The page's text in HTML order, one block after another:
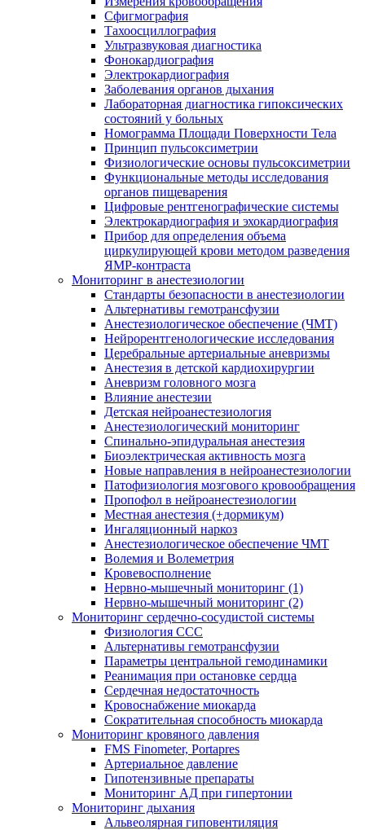
Сфигмография
Тахоосциллография
Ультразвуковая диагностика
Фонокардиография
Электрокардиография
Заболевания органов дыхания
Лабораторная диагностика гипоксических
состояний у больных
Номограмма Площади Поверхности Тела
Принцип пульсоксиметрии
Физиологические основы пульсоксиметрии
Функциональные методы исследования
органов пищеварения
Цифровые рентгенографические системы
Электрокардиография и эхокардиография
Прибор для определения объема
циркулирующей крови методом разведения
ЯМР-контраста
Мониторинг в анестезиологии
Стандарты безопасности в анестезиологии
Альтернативы гемотрансфузии
Анестезиологическое обеспечение (ЧМТ)
Нейрорентгенологические исследования
Церебральные артериальные аневризмы
Анестезия в детской кардиохирургии
Аневризм головного мозга
Влияние анестезии
Детская нейроанестезиология
Анестезиологический мониторинг
Спинально-эпидуральная анестезия
Биоэлектрическая активность мозга
Новые направления в нейроанестезиологии
Патофизиология мозгового кровообращения
Пропофол в нейроанестезиологии
Местная анестезия (+дормикум)
Ингаляционный наркоз
Анестезиологическое обеспечение ЧМТ
Волемия и Волеметрия
Кровевосполнение
Нервно-мышечный мониторинг (1)
Нервно-мышечный мониторинг (2)
Мониторинг сердечно-сосудистой системы
Физиология ССС
Альтернативы гемотрансфузии
Параметры центральной гемодинамики
Реанимация при остановке сердца
Сердечная недостаточность
Кровоснабжение миокарда
Сократительная способность миокарда
Мониторинг кровяного давления
FMS Finometer, Portapres
Артериальное давление
Гипотензивные препараты
Мониторинг АД при гипертонии
Мониторинг дыхания
Альвеолярная гиповентиляция